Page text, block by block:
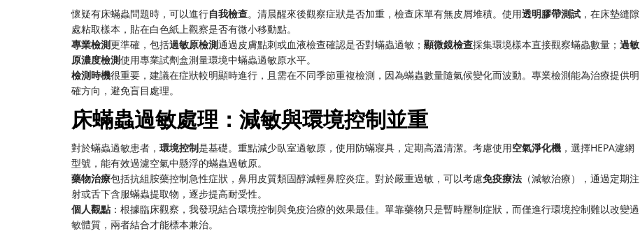
懷疑有床蟎蟲問題時，可以進行自我檢查。清晨醒來後觀察症狀是否加重，檢查床單有無皮屑堆積。使用透明膠帶測試 ，在床墊縫隙
處粘取樣本，貼在白色紙上觀察是否有微小移動點。
專業檢測更準確，包括過敏原檢測通過皮膚點刺或血液檢查確認是否對蟎蟲過敏； 顯微鏡檢查採集環境樣本直接觀察蟎蟲數量； 過敏
原濃度檢測使用專業試劑盒測量環境中蟎蟲過敏原水平。
檢測時機很重要，建議在症狀較明顯時進行，且需在不同季節重複檢測，因為蟎蟲數量隨氣候變化而波動。專業檢測能為治療提供明
確方向，避免盲目處理。
床蟎蟲過敏處理：減敏與環境控制並重
對於蟎蟲過敏患者， 環境控制是基礎。重點減少臥室過敏原，使用防蟎寢具，定期高溫清潔。考慮使用空氣淨化機 ，選擇HEPA濾網
型號，能有效過濾空氣中懸浮的蟎蟲過敏原。
藥物治療包括抗組胺藥控制急性症狀，鼻用皮質類固醇減輕鼻腔炎症。對於嚴重過敏，可以考慮免疫療法 （減敏治療），通過定期注
射或舌下含服蟎蟲提取物，逐步提高耐受性。
個人觀點 ：根據臨床觀察，我發現結合環境控制與免疫治療的效果最佳。單靠藥物只是暫時壓制症狀，而僅進行環境控制難以改變過
敏體質，兩者結合才能標本兼治。